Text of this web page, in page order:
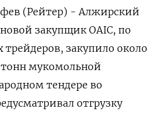
(Рейтер) - Алжирский
закупщик OAIC, по
закупило около
тонн мукомольной
тендере во
отгрузку